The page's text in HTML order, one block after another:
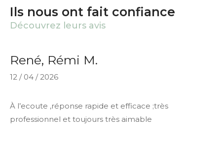
Ils nous ont fait confiance
Découvrez leurs avis
René, Rémi M.
12 / 04 / 2026
À l’ecoute ,réponse rapide et efficace ;très
professionnel et toujours très aimable